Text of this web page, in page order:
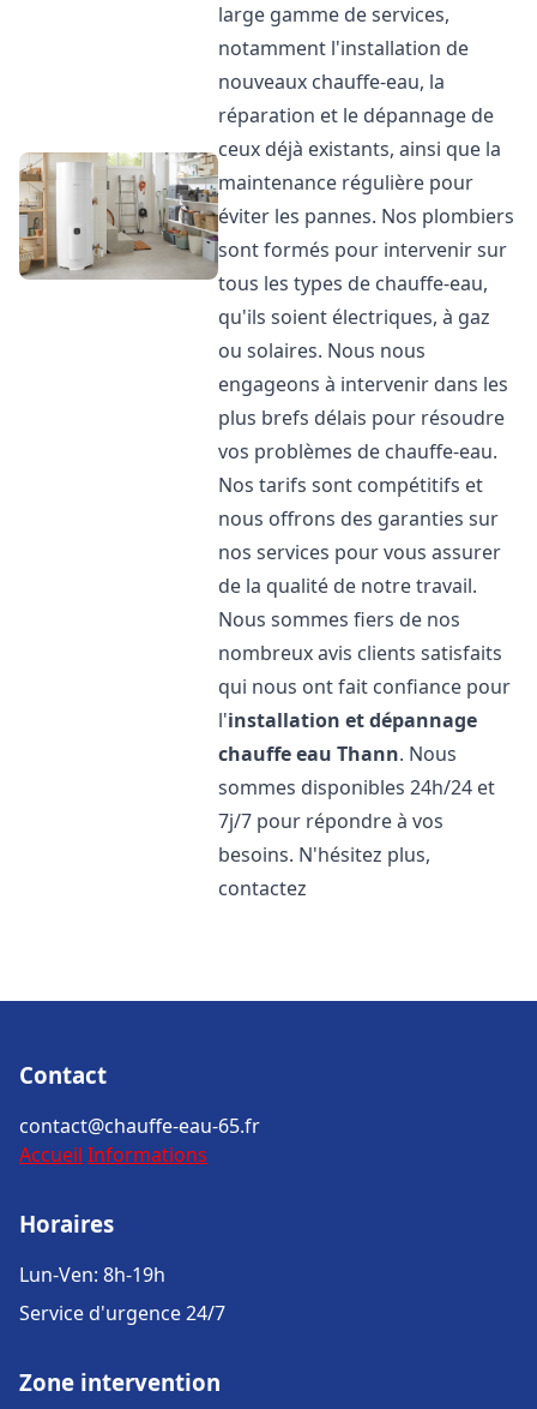
large gamme de services,
notamment l'installation de
nouveaux chauffe-eau, la
réparation et le dépannage de
ceux déjà existants, ainsi que la
maintenance régulière pour
éviter les pannes. Nos plombiers
sont formés pour intervenir sur
tous les types de chauffe-eau,
qu'ils soient électriques, à gaz
ou solaires. Nous nous
engageons à intervenir dans les
plus brefs délais pour résoudre
vos problèmes de chauffe-eau.
Nos tarifs sont compétitifs et
nous offrons des garanties sur
nos services pour vous assurer
de la qualité de notre travail.
Nous sommes fiers de nos
nombreux avis clients satisfaits
qui nous ont fait confiance pour
l'installation et dépannage
chauffe eau Thann. Nous
sommes disponibles 24h/24 et
7j/7 pour répondre à vos
besoins. N'hésitez plus,
contactez
Contact
contact@chauffe-eau-65.fr
Accueil Informations
Horaires
Lun-Ven: 8h-19h
Service d'urgence 24/7
Zone intervention